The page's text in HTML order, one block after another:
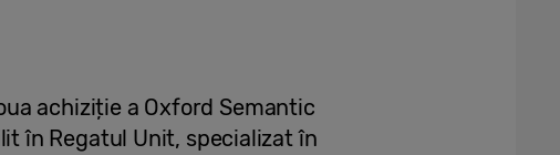
achiziție a Oxford Semantic
în Regatul Unit, specializat în